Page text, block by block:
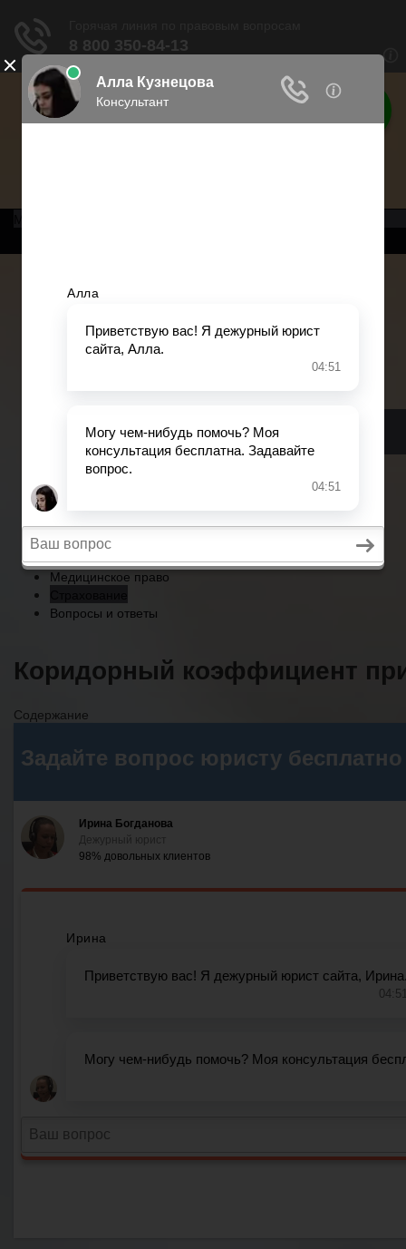
Права россиян
Военное право
Трудовое право
Страхование
Вопросы и ответы
Главная
Военное право
Трудовое право
Медицинское право
Вопросы и ответы
Коридорный коэффициент
Содержание